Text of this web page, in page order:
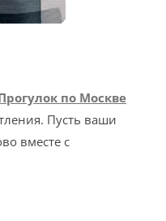
по Москве
Пусть ваши
вместе с